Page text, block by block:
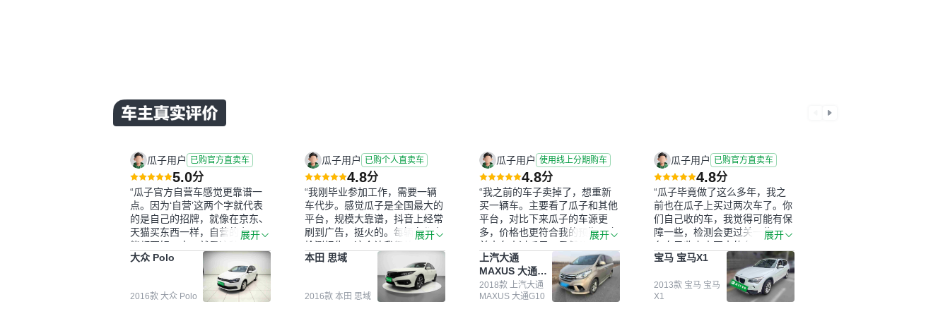
瓜子用户 已购官方直卖车
5.0分
“瓜子官方自营车感觉更靠谱一
点。因为‘自营’这两个字就代表
的是自己的招牌，就像在京东、
天猫买东西一样，自营的东西可
能都要好一点。就是这种刻板印
象吧。一开始买二手车的时候，
我确实有担心过事故车、泡水车
这些问题。瓜子的检测报告其实
并不能完全打消顾虑，因为我也
展开
大众 Polo
2016款 大众 Polo
瓜子用户 已购个人直卖车
4.8分
“我刚毕业参加工作，需要一辆
车代步。感觉瓜子是全国最大的
平台，规模大靠谱，抖音上经常
刷到广告，挺火的。每辆车都有
检测报告，这个让我很放心。去
外面买车全凭卖家一张嘴，不敢
买。我买了本田思域，白色，过
户次数少，公里数符合，虽然价
格比我心理预期略高一点，但瓜
展开
本田 思域
2016款 本田 思域
瓜子用户 使用线上分期购车
4.8分
“我之前的车子卖掉了，想重新
买一辆车。主要看了瓜子和其他
平台，对比下来瓜子的车源更
多，价格也更符合我的预期。之
前卖车来过瓜子，虽然价格没谈
成，但APP一直留着。瓜子毕竟
是大平台，整体印象还好。我最
终买了一台上汽大通，18年的
车，公里数9万多，符合我的要
展开
上汽大通
MAXUS 大通
G10
2018款 上汽大通
MAXUS 大通G10
瓜子用户 已购官方直卖车
4.8分
“瓜子毕竟做了这么多年，我之
前也在瓜子上买过两次车了。你
们自己收的车，我觉得可能有保
障一些，检测会更过关一些。平
台自己收上来再卖的车，应该更
可靠。我买的是宝马X1，主要看
中它的价格和公里数比较合适。
另外，瓜子承诺无火烧、无事
故、无泡水、无调表，在平台自
展开
宝马 宝马X1
2013款 宝马 宝马
X1